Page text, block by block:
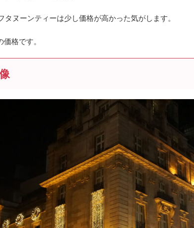
タヌーンティーは少し価格が高かった気がします。
格です。